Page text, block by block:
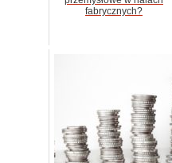
fabrycznych?